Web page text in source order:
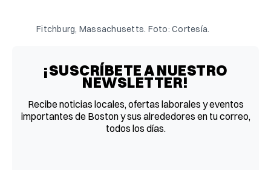
Fitchburg, Massachusetts. Foto: Cortesía.
¡SUSCRÍBETE A NUESTRO
NEWSLETTER!
Recibe noticias locales, ofertas laborales y eventos
importantes de Boston y sus alrededores en tu correo,
todos los días.